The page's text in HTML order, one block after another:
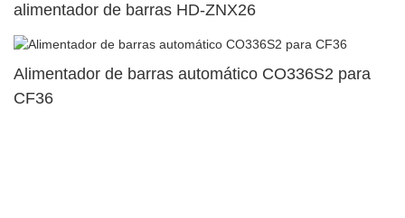
alimentador de barras HD-ZNX26
Alimentador de barras automático CO336S2 para
CF36